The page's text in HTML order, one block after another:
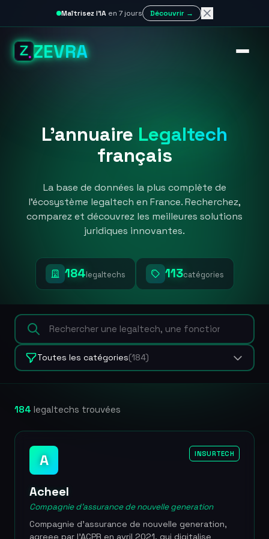
Maîtrisez l'IAen 7 jours Découvrir →
ZEVRA
L'annuaire Legaltech
français
La base de données la plus complète de
l'écosystème legaltech en France. Recherchez,
comparez et découvrez les meilleures solutions
juridiques innovantes.
184legaltechs 113catégories
Toutes les catégories(184)
184 legaltechs trouvées
A INSURTECH
Acheel
Compagnie d'assurance de nouvelle generation
Compagnie d'assurance de nouvelle generation,
agreee par l'ACPR en avril 2021, qui digitalise